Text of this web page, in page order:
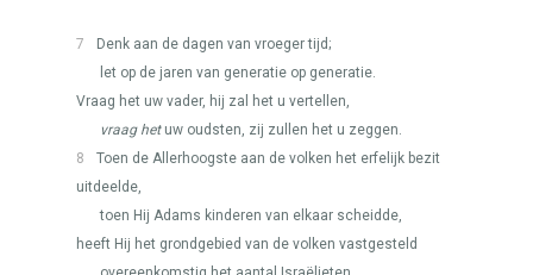
7
Denk aan de dagen van vroeger tijd;
let op de jaren van generatie op generatie.
Vraag het uw vader, hij zal het u vertellen,
vraag hetuw oudsten, zij zullen het u zeggen.
8
Toen de Allerhoogste aan de volken het erfelijk bezit
uitdeelde,
toen Hij Adams kinderen van elkaar scheidde,
heeft Hij het grondgebied van de volken vastgesteld